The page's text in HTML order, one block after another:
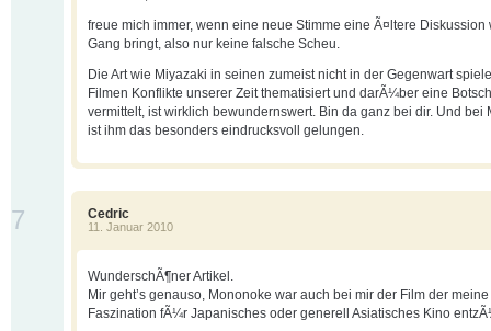
freue mich immer, wenn eine neue Stimme eine Ã¤ltere Diskussion
Gang bringt, also nur keine falsche Scheu.
Die Art wie Miyazaki in seinen zumeist nicht in der Gegenwart
Filmen Konflikte unserer Zeit thematisiert und darÃ¼ber eine
vermittelt, ist wirklich bewundernswert. Bin da ganz bei dir. Und bei
ist ihm das besonders eindrucksvoll gelungen.
Cedric
11. Januar 2010
7
WunderschÃ¶ner Artikel.
Mir geht’s genauso, Mononoke war auch bei mir der Film der meine
Faszination fÃ¼r Japanisches oder generell Asiatisches Kino